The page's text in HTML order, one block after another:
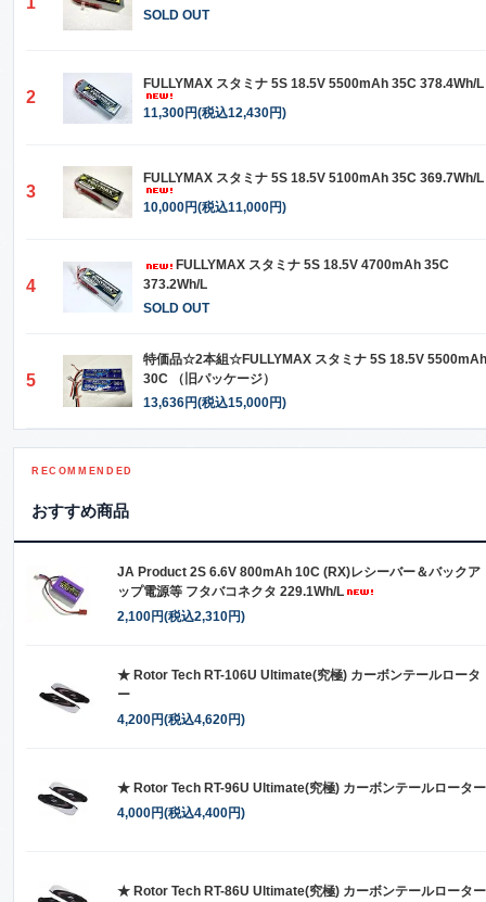
SOLD OUT
2
FULLYMAX スタミナ 5S 18.5V 5500mAh 35C 378.4Wh/L
11,300円(税込12,430円)
3
FULLYMAX スタミナ 5S 18.5V 5100mAh 35C 369.7Wh/L
10,000円(税込11,000円)
4
FULLYMAX スタミナ 5S 18.5V 4700mAh 35C
373.2Wh/L
SOLD OUT
5
特価品☆2本組☆FULLYMAX スタミナ 5S 18.5V 5500mAh
30C （旧パッケージ）
13,636円(税込15,000円)
RECOMMENDED
おすすめ商品
JA Product 2S 6.6V 800mAh 10C (RX)レシーバー＆バックア
ップ電源等 フタバコネクタ 229.1Wh/L
2,100円(税込2,310円)
★ Rotor Tech RT-106U Ultimate(究極) カーボンテールロータ
ー
4,200円(税込4,620円)
★ Rotor Tech RT-96U Ultimate(究極) カーボンテールローター
4,000円(税込4,400円)
★ Rotor Tech RT-86U Ultimate(究極) カーボンテールローター